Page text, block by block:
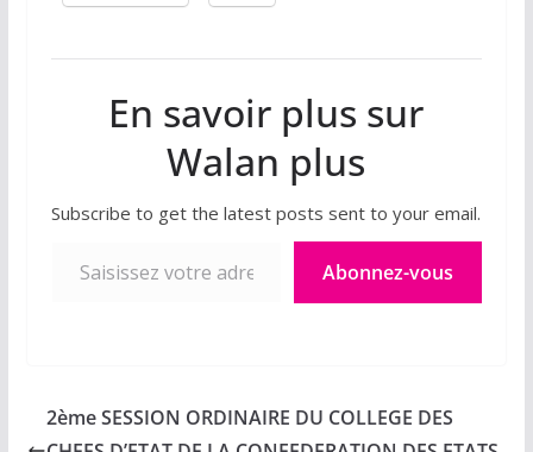
En savoir plus sur
Walan plus
Subscribe to get the latest posts sent to your email.
Abonnez-vous
2ème SESSION ORDINAIRE DU COLLEGE DES